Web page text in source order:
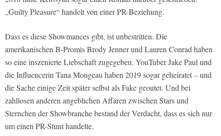
„Guilty Pleasure“ handelt von einer PR-Beziehung.
Dass es diese Showmances gibt, ist unbestritten. Die
amerikanischen B-Promis Brody Jenner und Lauren Conrad haben
so eine inszenierte Liebschaft zugegeben. YouTuber Jake Paul und
die Influencerin Tana Mongeau haben 2019 sogar geheiratet – und
die Sache einige Zeit später selbst als Fake geoutet. Und bei
zahllosen anderen angeblichen Affären zwischen Stars und
Sternchen der Showbranche bestand der Verdacht, dass es sich nur
um einen PR-Stunt handelte.